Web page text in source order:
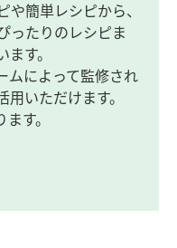
や簡単レシピから、
ったりのレシピま
す。
ムによって監修され
いただけます。
す。